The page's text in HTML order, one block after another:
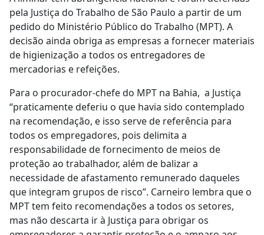
pela Justiça do Trabalho de São Paulo a partir de um
pedido do Ministério Público do Trabalho (MPT). A
decisão ainda obriga as empresas a fornecer materiais
de higienização a todos os entregadores de
mercadorias e refeições.
Para o procurador-chefe do MPT na Bahia, a Justiça
“praticamente deferiu o que havia sido contemplado
na recomendação, e isso serve de referência para
todos os empregadores, pois delimita a
responsabilidade de fornecimento de meios de
proteção ao trabalhador, além de balizar a
necessidade de afastamento remunerado daqueles
que integram grupos de risco”. Carneiro lembra que o
MPT tem feito recomendações a todos os setores,
mas não descarta ir à Justiça para obrigar os